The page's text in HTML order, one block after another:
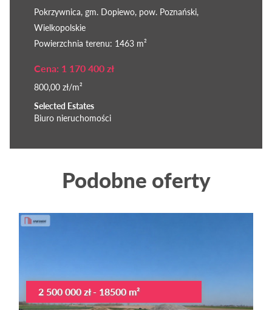
Pokrzywnica, gm. Dopiewo, pow. Poznański,
Wielkopolskie
Powierzchnia terenu: 1463 m²
Cena: 1 170 400 zł
800,00 zł/m²
Selected Estates
Biuro nieruchomości
Podobne oferty
2 500 000 zł - 18500 m²